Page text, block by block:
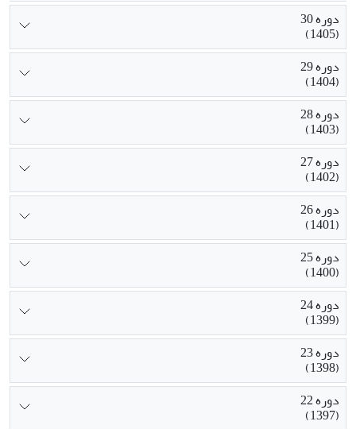
دوره 30
(1405)
دوره 29
(1404)
دوره 28
(1403)
دوره 27
(1402)
دوره 26
(1401)
دوره 25
(1400)
دوره 24
(1399)
دوره 23
(1398)
دوره 22
(1397)